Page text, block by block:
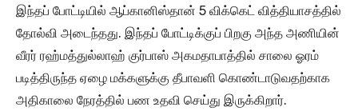
இந்தப் போட்டியில் ஆப்கானிஸ்தான் 5 விக்கெட் வித்தியாசத்தில்
தோல்வி அடைந்தது. இந்தப் போட்டிக்குப் பிறகு அந்த அணியின்
வீரர் ரஹ்மத்துல்லாஹ் குர்பாஸ் அகமதாபாத்தில் சாலை ஓரம்
படித்திருந்த ஏழை மக்களுக்கு தீபாவளி கொண்டாடுவதற்காக
அதிகாலை நேரத்தில் பண உதவி செய்து இருக்கிறார்.